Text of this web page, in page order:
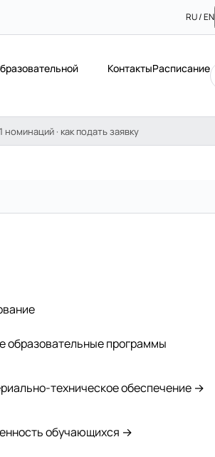
RU / EN
КонтактыРасписание
номинаций · как подать заявку
образовательные программы
техническое обеспечение →
обучающихся →